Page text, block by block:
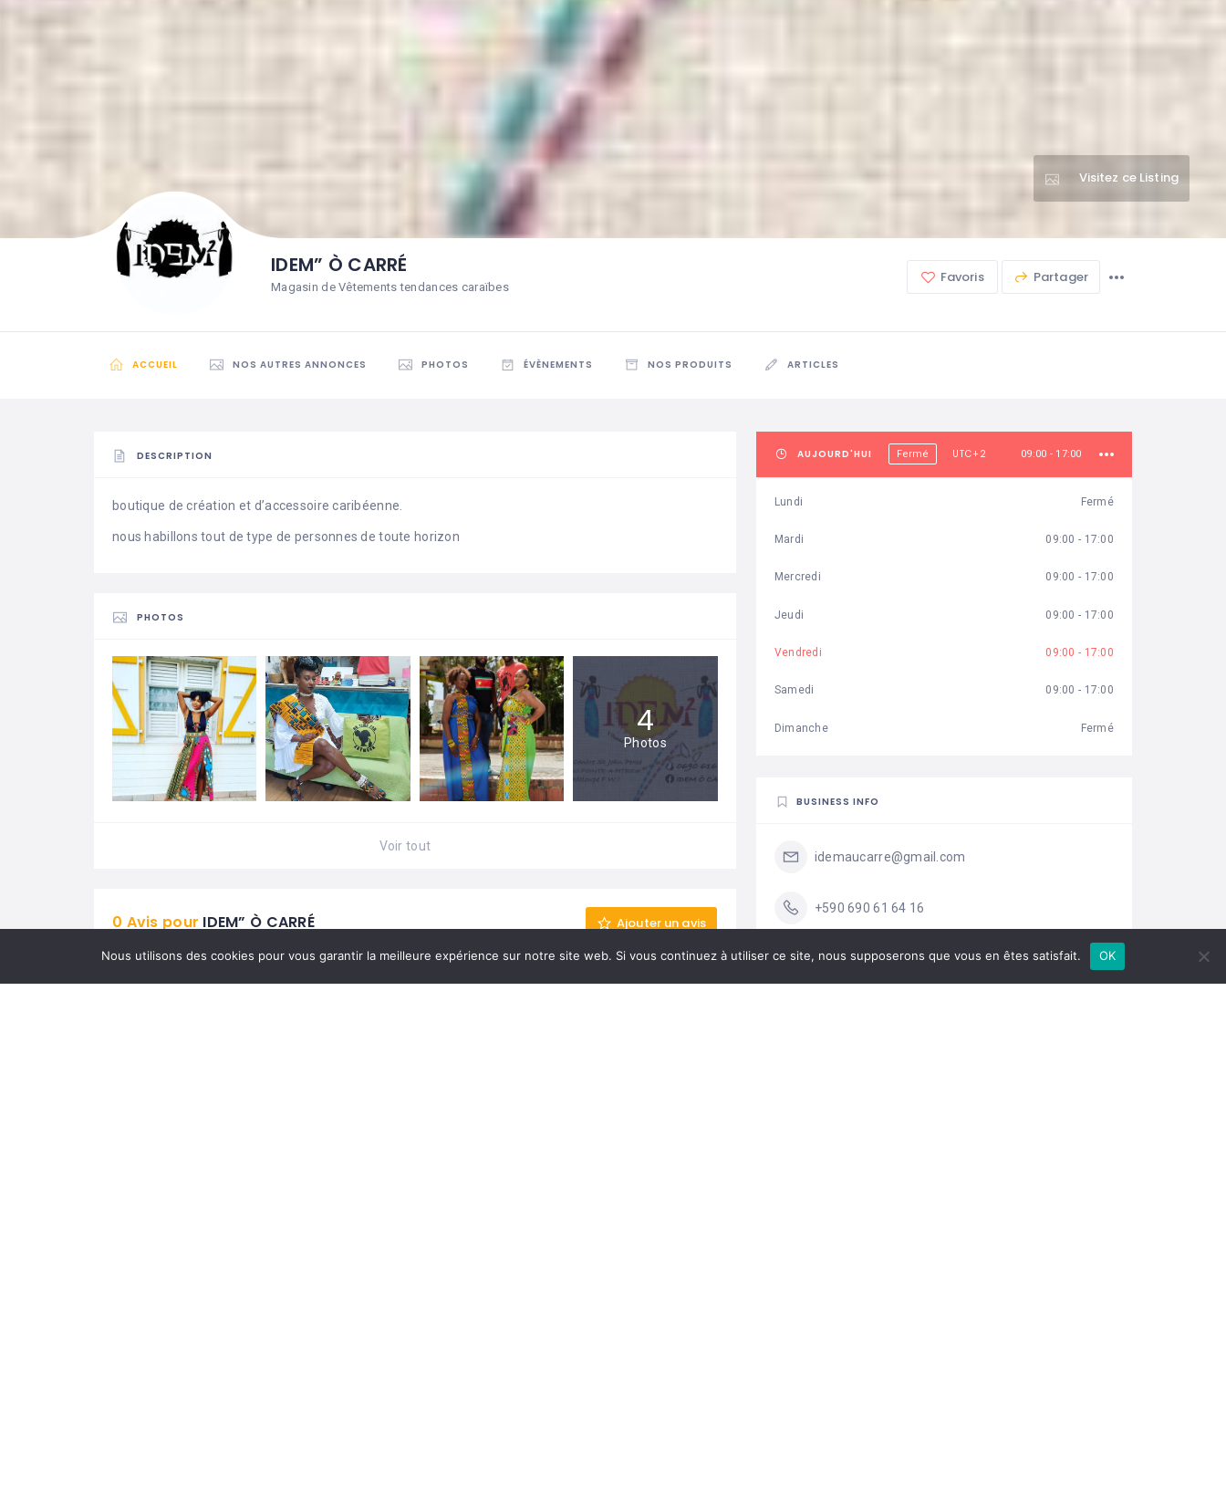
Visitez ce Listing
IDEM” Ò CARRÉ
Magasin de Vêtements tendances caraïbes
Favoris Partager
ACCUEIL NOS AUTRES ANNONCES PHOTOS ÉVÈNEMENTS NOS PRODUITS ARTICLES
DESCRIPTION
boutique de création et d’accessoire caribéenne.
nous habillons tout de type de personnes de toute horizon
PHOTOS
4
Photos
Voir tout
0 Avis pour IDEM” Ò CARRÉ Ajouter un avis
AUJOURD'HUI Fermé UTC+2 09:00 - 17:00
Lundi Fermé
Mardi 09:00 - 17:00
Mercredi 09:00 - 17:00
Jeudi 09:00 - 17:00
Vendredi 09:00 - 17:00
Samedi 09:00 - 17:00
Dimanche Fermé
BUSINESS INFO
idemaucarre@gmail.com
+590 690 61 64 16
14 Rue Saint-John Perse, Pointe-à-Pitre
Nous utilisons des cookies pour vous garantir la meilleure expérience sur notre site web. Si vous continuez à utiliser ce site, nous supposerons que vous en êtes satisfait. OK